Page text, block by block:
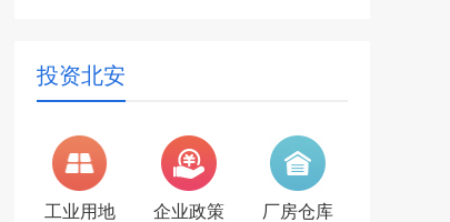
投资北安
工业用地 企业政策 厂房仓库